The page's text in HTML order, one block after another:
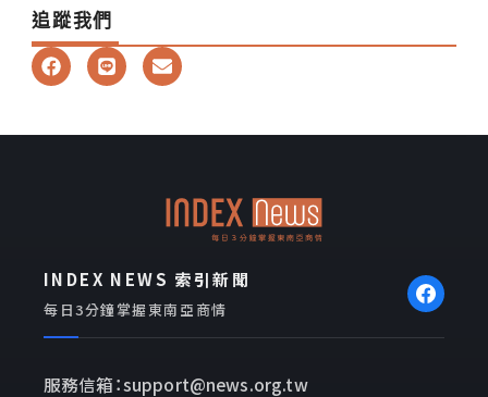
追蹤我們
F
a
b
L
i
E
n
l
INDEX NEWS 索引新聞
每日3分鐘掌握東南亞商情
服務信箱：support@news.org.tw